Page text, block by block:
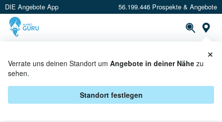
DIE Angebote App 56.199.446 Prospekte & Angebote
Verrate uns deinen Standort um Angebote in deiner Nähe zu
sehen.
Standort festlegen
×
WERKZEUGKOFFER ANGEBOTE &
AKTIONEN BEI WERKERS WELT